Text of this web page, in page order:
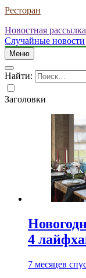
Ресторан
Новостная рассылка
Случайные новости
Меню
Найти:
Заголовки
4
7 месяцев